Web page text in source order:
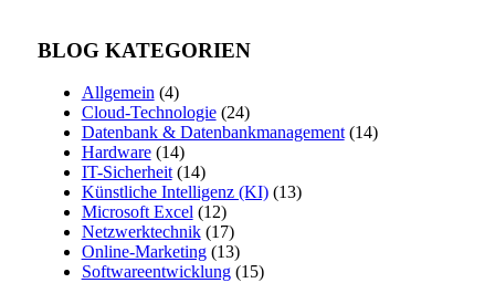
BLOG KATEGORIEN
Allgemein(4)
Cloud-Technologie(24)
Datenbank & Datenbankmanagement(14)
Hardware(14)
IT-Sicherheit(14)
Künstliche Intelligenz (KI)(13)
Microsoft Excel(12)
Netzwerktechnik(17)
Online-Marketing(13)
Softwareentwicklung(15)